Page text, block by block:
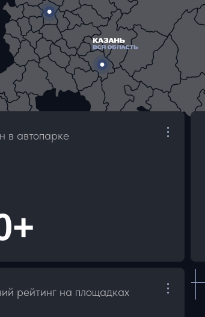
в автопарке
рейтинг на площадках